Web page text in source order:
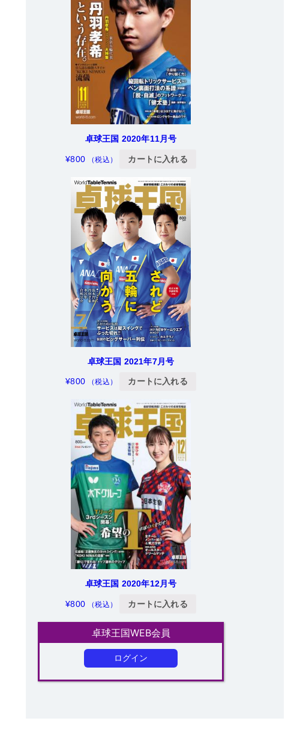
卓球王国 2020年11月号
¥800 （税込） カートに入れる
卓球王国 2021年7月号
¥800 （税込） カートに入れる
卓球王国 2020年12月号
¥800 （税込） カートに入れる
卓球王国WEB会員
ログイン